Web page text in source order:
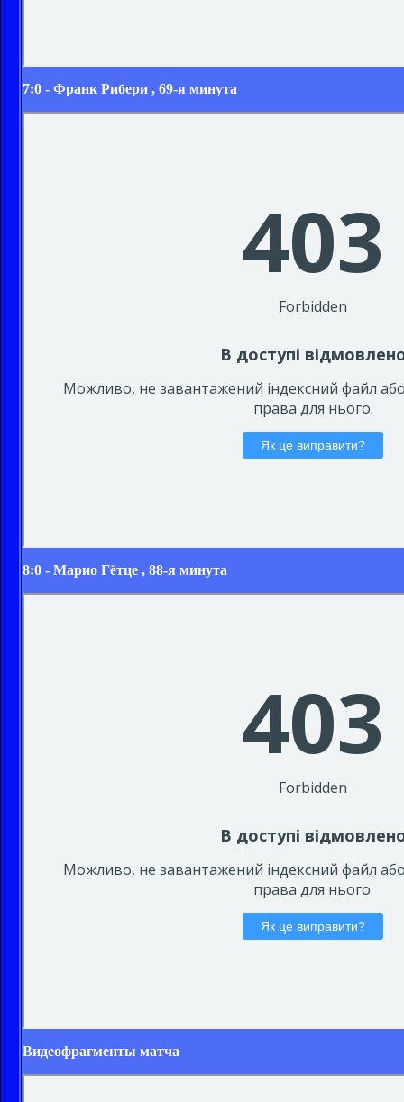
7:0 - Франк Рибери , 69-я минута
8:0 - Марио Гётце , 88-я минута
Видеофрагменты матча